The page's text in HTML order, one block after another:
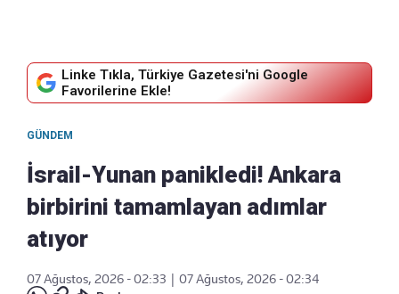
Linke Tıkla, Türkiye Gazetesi'ni Google
Favorilerine Ekle!
GÜNDEM
İsrail-Yunan panikledi! Ankara
birbirini tamamlayan adımlar
atıyor
07 Ağustos, 2026 - 02:33
07 Ağustos, 2026 - 02:34